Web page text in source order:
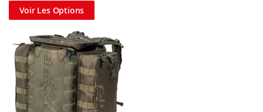
Voir Les Options